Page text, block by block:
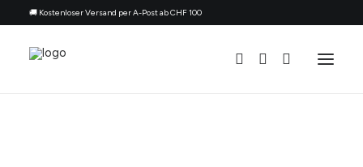
🚚 Kostenloser Versand per A-Post ab CHF 100